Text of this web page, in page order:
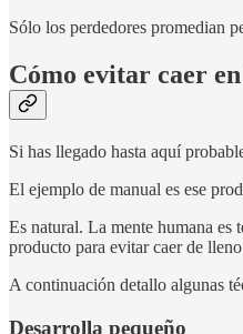
Sólo los perdedores promedian
Cómo evitar caer
Si has llegado hasta aquí
El ejemplo de manual es ese
Es natural. La mente humana es
producto para evitar caer de
A continuación detallo algunas
Desarrolla pequeño